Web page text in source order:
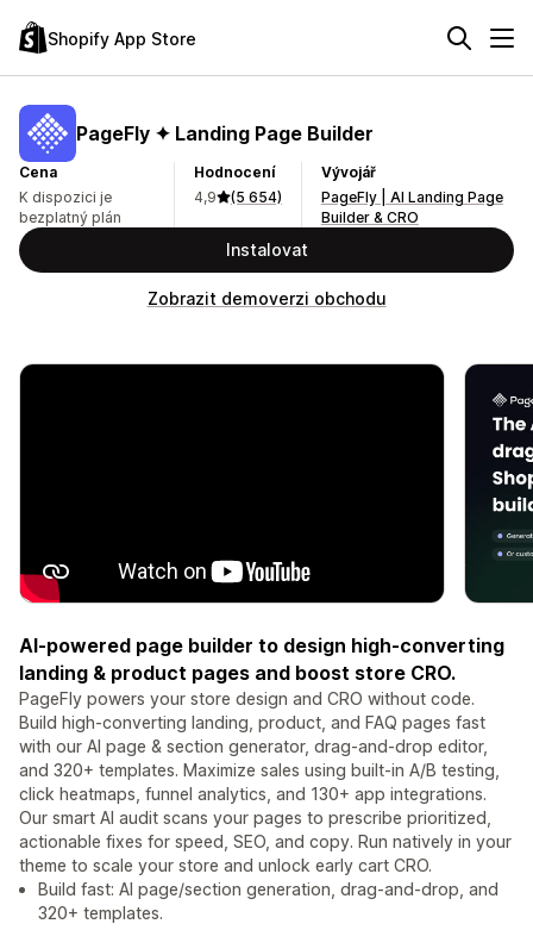
Shopify App Store
PageFly ✦ Landing Page Builder
Cena
K dispozici je
bezplatný plán
Hodnocení
4,9
(5 654)
Vývojář
PageFly | AI Landing Page
Builder & CRO
Instalovat
Zobrazit demoverzi obchodu
AI-powered page builder to design high-converting
landing & product pages and boost store CRO.
PageFly powers your store design and CRO without code.
Build high-converting landing, product, and FAQ pages fast
with our AI page & section generator, drag-and-drop editor,
and 320+ templates. Maximize sales using built-in A/B testing,
click heatmaps, funnel analytics, and 130+ app integrations.
Our smart AI audit scans your pages to prescribe prioritized,
actionable fixes for speed, SEO, and copy. Run natively in your
theme to scale your store and unlock early cart CRO.
Build fast: AI page/section generation, drag-and-drop, and
320+ templates.